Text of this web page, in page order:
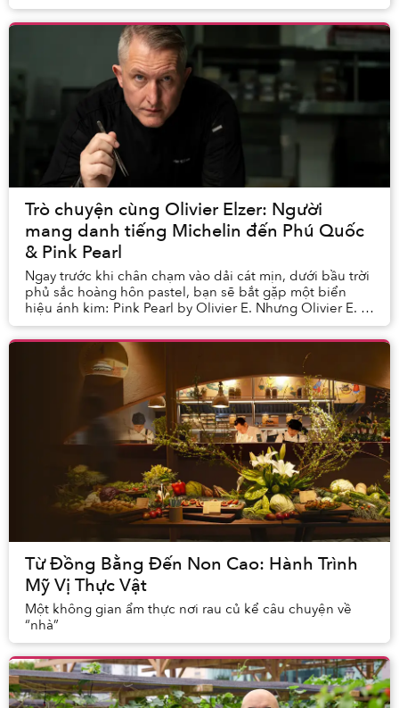
Schools and Colleges (WASC) - một trong những ...
Trò chuyện cùng Olivier Elzer: Người
mang danh tiếng Michelin đến Phú Quốc
& Pink Pearl
Ngay trước khi chân chạm vào dải cát mịn, dưới bầu trời
phủ sắc hoàng hôn pastel, bạn sẽ bắt gặp một biển
hiệu ánh kim: Pink Pearl by Olivier E. Nhưng Olivier E. là
ai?
Từ Đồng Bằng Đến Non Cao: Hành Trình
Mỹ Vị Thực Vật
Một không gian ẩm thực nơi rau củ kể câu chuyện về
“nhà”